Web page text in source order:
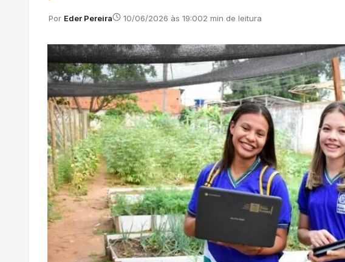
Por Eder Pereira 10/06/2026 às 19:002 min de leitura